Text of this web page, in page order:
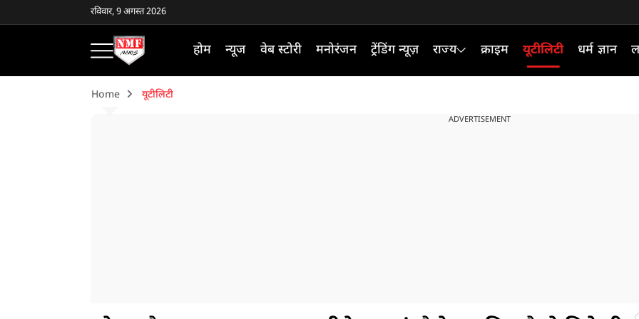
रविवार, 9 अगस्त 2026
होम न्यूज वेब स्टोरी मनोरंजन ट्रेंडिंग न्यूज़ राज्य क्राइम यूटीलिटी धर्म ज्ञान
Home यूटीलिटी
ADVERTISEMENT